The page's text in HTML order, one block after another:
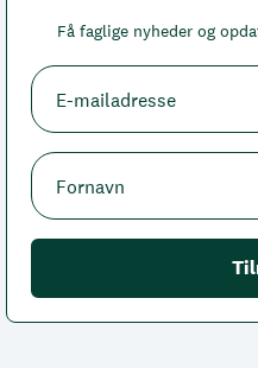
Få faglige nyheder og